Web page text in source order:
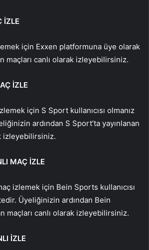
İZLE
için Exxen platformuna üye olarak
maçları canlı olarak izleyebilirsiniz.
İZLE
için S Sport kullanıcısı olmanız
ardından S Sport’ta yayınlanan
izleyebilirsiniz.
MAÇ İZLE
izlemek için Bein Sports kullanıcısı
Üyeliğinizin ardından Bein
maçları canlı olarak izleyebilirsiniz.
İZLE